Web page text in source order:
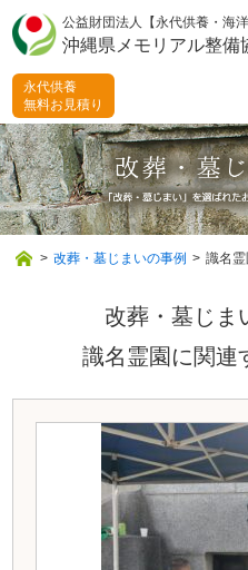
公益財団法人【永代供養・海洋
沖縄県メモリアル整備
永代供養
無料お見積り
> 改葬・墓じまいの事例 > 識名霊
改葬・墓じ
識名霊園に関連